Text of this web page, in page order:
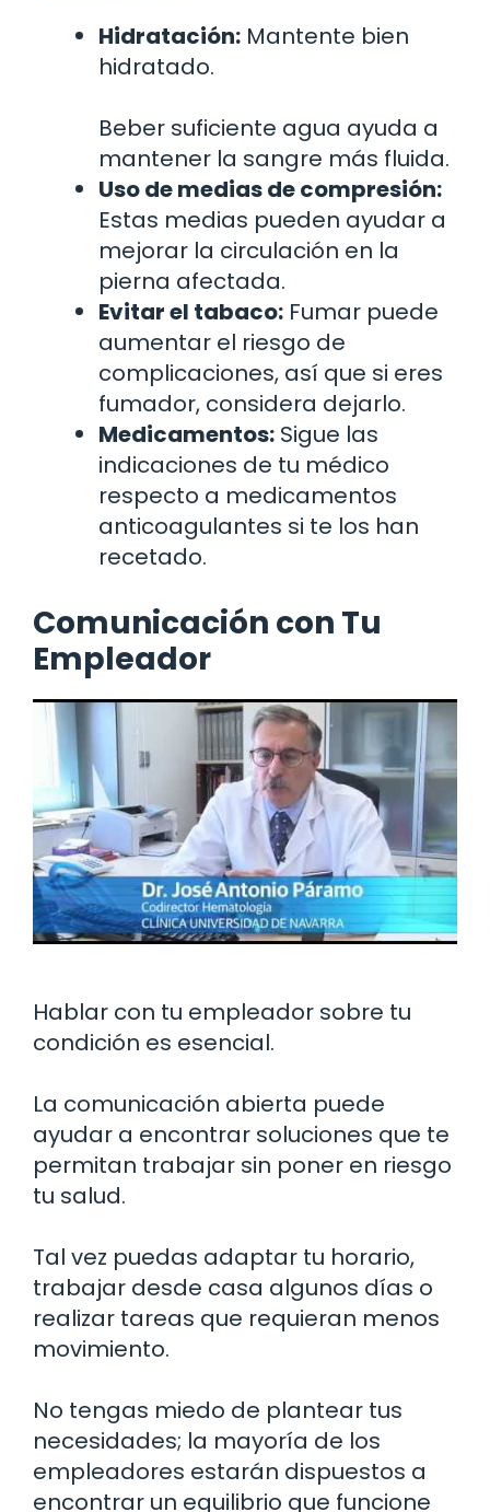
Hidratación: Mantente bien
hidratado.
Beber suficiente agua ayuda a
mantener la sangre más fluida.
Uso de medias de compresión:
Estas medias pueden ayudar a
mejorar la circulación en la
pierna afectada.
Evitar el tabaco: Fumar puede
aumentar el riesgo de
complicaciones, así que si eres
fumador, considera dejarlo.
Medicamentos: Sigue las
indicaciones de tu médico
respecto a medicamentos
anticoagulantes si te los han
recetado.
Comunicación con Tu
Empleador
Hablar con tu empleador sobre tu
condición es esencial.
La comunicación abierta puede
ayudar a encontrar soluciones que te
permitan trabajar sin poner en riesgo
tu salud.
Tal vez puedas adaptar tu horario,
trabajar desde casa algunos días o
realizar tareas que requieran menos
movimiento.
No tengas miedo de plantear tus
necesidades; la mayoría de los
empleadores estarán dispuestos a
encontrar un equilibrio que funcione